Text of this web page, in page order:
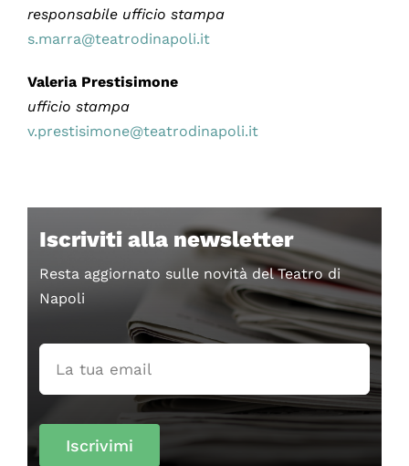
responsabile ufficio stampa
s.marra@teatrodinapoli.it
Valeria Prestisimone
ufficio stampa
v.prestisimone@teatrodinapoli.it
Iscriviti alla newsletter
Resta aggiornato sulle novità del Teatro di
Napoli
Iscrivimi